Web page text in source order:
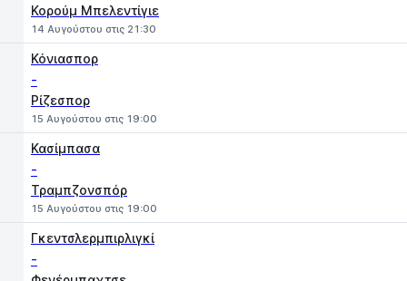
Κορούμ Μπελεντίγιε
14 Αυγούστου στις 21:30
Κόνιασπορ
-
Ρίζεσπορ
15 Αυγούστου στις 19:00
Κασίμπασα
-
Τραμπζονσπόρ
15 Αυγούστου στις 19:00
Γκεντσλερμπιρλιγκί
-